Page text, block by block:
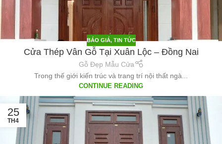
BÁO GIÁ, TIN TỨC
Cửa Thép Vân Gỗ Tại Xuân Lộc – Đồng Nai
Gỗ Đẹp Mẫu Cửa
Trong thế giới kiến trúc và trang trí nội thất ngà...
CONTINUE READING
25
TH4